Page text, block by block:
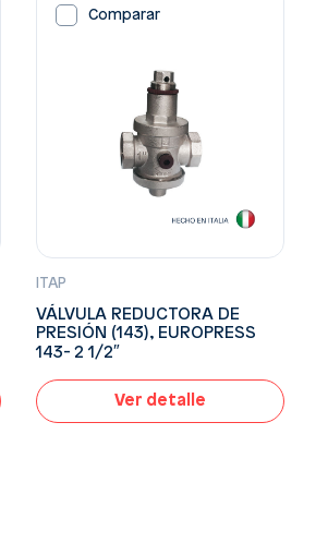
Comparar
ITAP
VÁLVULA REDUCTORA DE
PRESIÓN (143), EUROPRESS
143- 2 1/2″
Ver detalle